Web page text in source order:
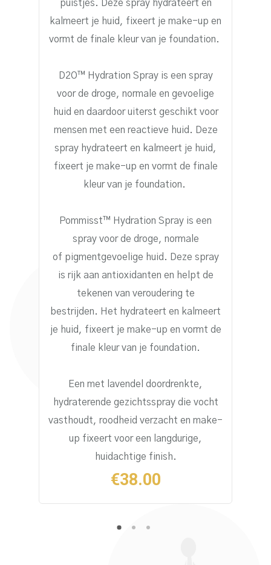
puistjes. Deze spray hydrateert en
kalmeert je huid, fixeert je make-up en
vormt de finale kleur van je foundation.
D2O™ Hydration Spray is een spray
voor de droge, normale en gevoelige
huid en daardoor uiterst geschikt voor
mensen met een reactieve huid.
Deze
spray hydrateert en kalmeert je huid,
fixeert je make-up en vormt de finale
kleur van je foundation.
Pommisst™ Hydration Spray is een
spray voor de droge, normale
of pigmentgevoelige huid. Deze spray
is rijk aan antioxidanten en helpt de
tekenen van veroudering te
bestrijden. Het hydrateert en kalmeert
je huid, fixeert je make-up en vormt de
finale kleur van je foundation.
Een met lavendel doordrenkte,
hydraterende gezichtsspray die vocht
vasthoudt, roodheid verzacht en make-
up fixeert voor een langdurige,
huidachtige finish.
€38.00